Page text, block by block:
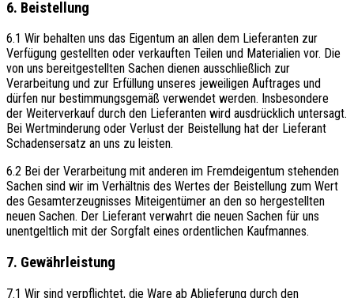
6. Beistellung
6.1 Wir behalten uns das Eigentum an allen dem Lieferanten zur
Verfügung gestellten oder verkauften Teilen und Materialien vor. Die
von uns bereitgestellten Sachen dienen ausschließlich zur
Verarbeitung und zur Erfüllung unseres jeweiligen Auftrages und
dürfen nur bestimmungsgemäß verwendet werden. Insbesondere
der Weiterverkauf durch den Lieferanten wird ausdrücklich untersagt.
Bei Wertminderung oder Verlust der Beistellung hat der Lieferant
Schadensersatz an uns zu leisten.
6.2 Bei der Verarbeitung mit anderen im Fremdeigentum stehenden
Sachen sind wir im Verhältnis des Wertes der Beistellung zum Wert
des Gesamterzeugnisses Miteigentümer an den so hergestellten
neuen Sachen. Der Lieferant verwahrt die neuen Sachen für uns
unentgeltlich mit der Sorgfalt eines ordentlichen Kaufmannes.
7. Gewährleistung
7.1 Wir sind verpflichtet, die Ware ab Ablieferung durch den